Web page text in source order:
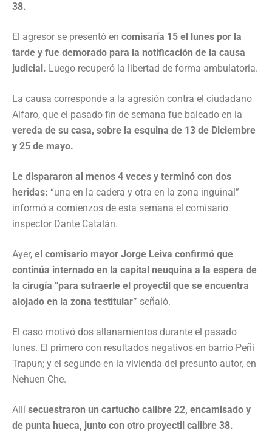
38.
El agresor se presentó en comisaría 15 el lunes por la
tarde y fue demorado para la notificación de la causa
judicial. Luego recuperó la libertad de forma ambulatoria.
La causa corresponde a la agresión contra el ciudadano
Alfaro, que el pasado fin de semana fue baleado en la
vereda de su casa, sobre la esquina de 13 de Diciembre
y 25 de mayo.
Le dispararon al menos 4 veces y terminó con dos
heridas: “una en la cadera y otra en la zona inguinal”
informó a comienzos de esta semana el comisario
inspector Dante Catalán.
Ayer, el comisario mayor Jorge Leiva confirmó que
continúa internado en la capital neuquina a la espera de
la cirugía “para sutraerle el proyectil que se encuentra
alojado en la zona testitular” señaló.
El caso motivó dos allanamientos durante el pasado
lunes. El primero con resultados negativos en barrio Peñi
Trapun; y el segundo en la vivienda del presunto autor, en
Nehuen Che.
Allí secuestraron un cartucho calibre 22, encamisado y
de punta hueca, junto con otro proyectil calibre 38.